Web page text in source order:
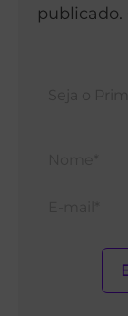
publicado.